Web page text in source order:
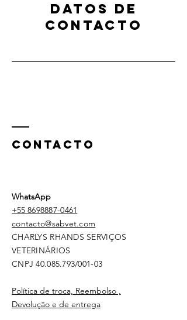
Datos de
contacto
CONTACTO
WhatsApp
+55 8698887-0461
contacto@sabvet.com
CHARLYS RHANDS SERVIÇOS
VETERINÁRIOS
CNPJ40.085.793/001-03
Política de troca, Reembolso ,
Devolução e de entrega